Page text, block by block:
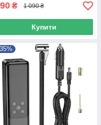
₴ 1 090 ₴
Купити